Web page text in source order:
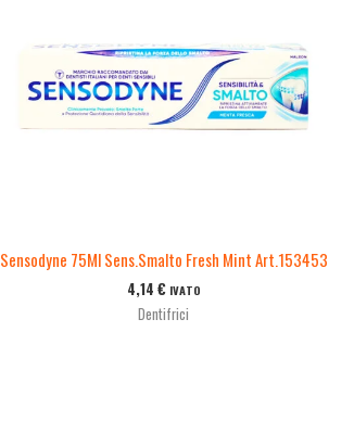
Sensodyne 75Ml Sens.Smalto Fresh Mint Art.153453
4,14 € IVATO
Dentifrici